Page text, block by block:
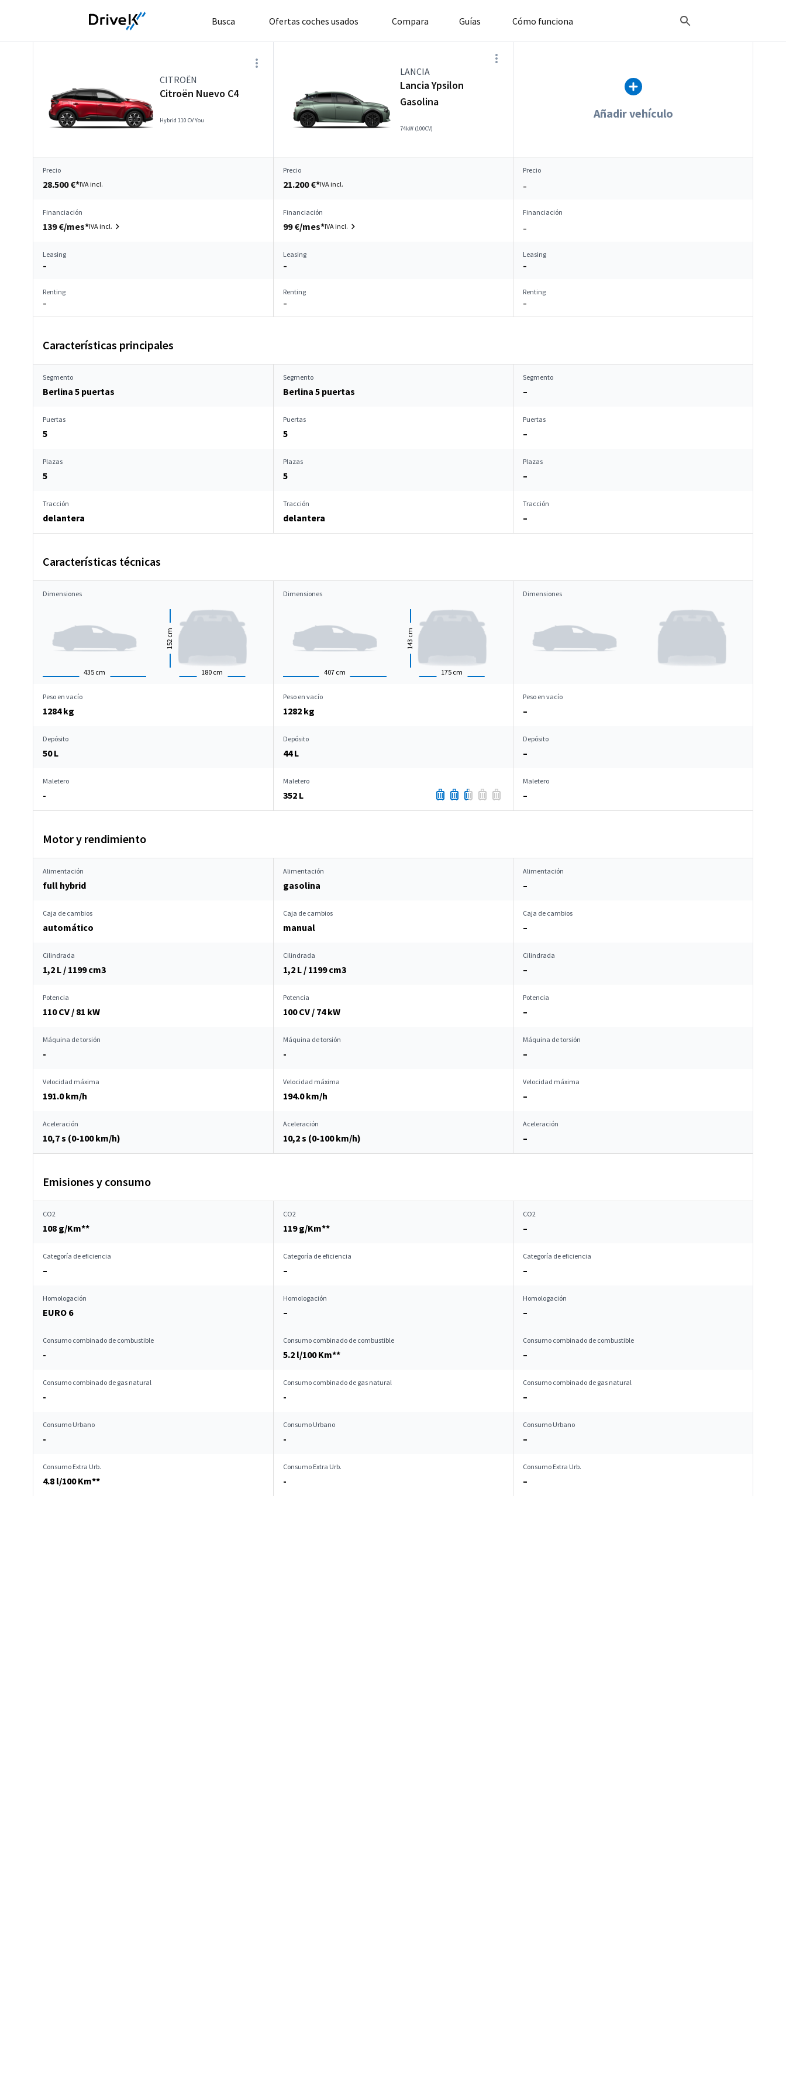
Busca Ofertas coches usados Compara Guías Cómo funciona
CITROËN
Citroën Nuevo C4
Hybrid 110 CV You
LANCIA
Lancia Ypsilon
Gasolina
74kW (100CV)
Añadir vehículo
Precio
28.500 €*IVA incl.
Precio
21.200 €*IVA incl.
Precio
–
Financiación
139 €/mes*IVA incl.
Financiación
99 €/mes*IVA incl.
Financiación
–
Leasing
–
Leasing
–
Leasing
–
Renting
–
Renting
–
Renting
–
Características principales
Segmento
Berlina 5 puertas
Segmento
Berlina 5 puertas
Segmento
–
Puertas
5
Puertas
5
Puertas
–
Plazas
5
Plazas
5
Plazas
–
Tracción
delantera
Tracción
delantera
Tracción
–
Características técnicas
Dimensiones
435 cm 180 cm
152
cm
Dimensiones
407 cm 175 cm
143
cm
Dimensiones
Peso en vacío
1284 kg
Peso en vacío
1282 kg
Peso en vacío
–
Depósito
50 L
Depósito
44 L
Depósito
–
Maletero
-
Maletero
352 L
Maletero
–
Motor y rendimiento
Alimentación
full hybrid
Alimentación
gasolina
Alimentación
–
Caja de cambios
automático
Caja de cambios
manual
Caja de cambios
–
Cilindrada
1,2 L / 1199 cm3
Cilindrada
1,2 L / 1199 cm3
Cilindrada
–
Potencia
110 CV / 81 kW
Potencia
100 CV / 74 kW
Potencia
–
Máquina de torsión
-
Máquina de torsión
-
Máquina de torsión
–
Velocidad máxima
191.0 km/h
Velocidad máxima
194.0 km/h
Velocidad máxima
–
Aceleración
10,7 s (0-100 km/h)
Aceleración
10,2 s (0-100 km/h)
Aceleración
–
Emisiones y consumo
CO2
108 g/Km**
CO2
119 g/Km**
CO2
–
Categoría de eficiencia
–
Categoría de eficiencia
–
Categoría de eficiencia
–
Homologación
EURO 6
Homologación
–
Homologación
–
Consumo combinado de combustible
-
Consumo combinado de combustible
5.2 l/100 Km**
Consumo combinado de combustible
–
Consumo combinado de gas natural
-
Consumo combinado de gas natural
-
Consumo combinado de gas natural
–
Consumo Urbano
-
Consumo Urbano
-
Consumo Urbano
–
Consumo Extra Urb.
4.8 l/100 Km**
Consumo Extra Urb.
-
Consumo Extra Urb.
–